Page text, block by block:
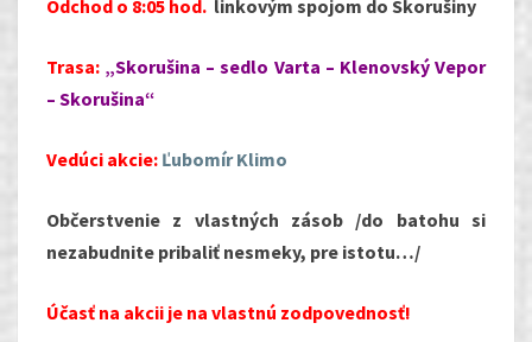
Odchod o 8:05 hod. linkovým spojom do Skorušiny
Trasa: „Skorušina – sedlo Varta – Klenovský Vepor
– Skorušina“
Vedúci akcie: Ľubomír Klimo
Občerstvenie z vlastných zásob /do batohu si
nezabudnite pribaliť nesmeky, pre istotu…/
Účasť na akcii je na vlastnú zodpovednosť!